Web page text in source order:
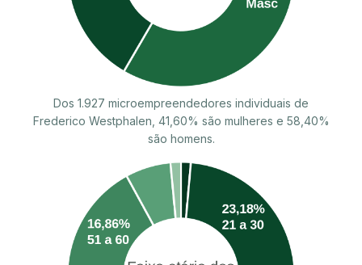
Dos 1.927 microempreendedores individuais de
Frederico Westphalen, 41,60% são mulheres e 58,40%
são homens.